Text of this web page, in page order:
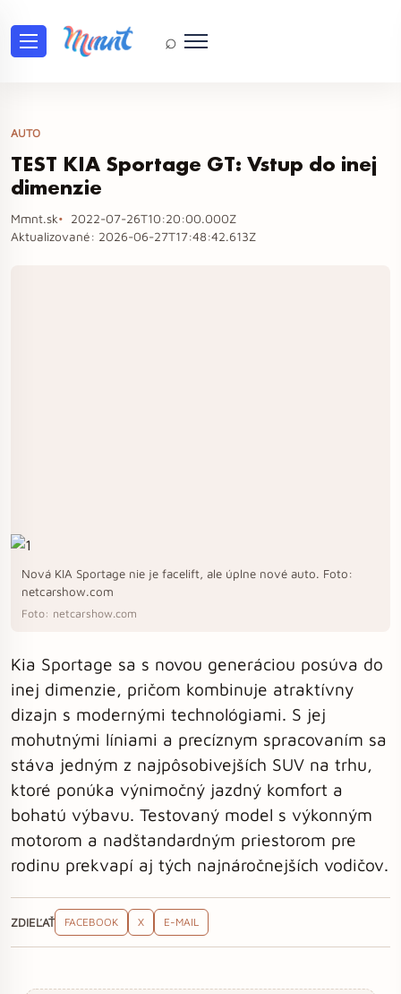
⌕
AUTO
TEST KIA Sportage GT: Vstup do inej
dimenzie
Mmnt.sk
2022-07-26T10:20:00.000Z
Aktualizované: 2026-06-27T17:48:42.613Z
Nová KIA Sportage nie je facelift, ale úplne nové auto. Foto:
netcarshow.com
Foto: netcarshow.com
Kia Sportage sa s novou generáciou posúva do
inej dimenzie, pričom kombinuje atraktívny
dizajn s modernými technológiami. S jej
mohutnými líniami a precíznym spracovaním sa
stáva jedným z najpôsobivejších SUV na trhu,
ktoré ponúka výnimočný jazdný komfort a
bohatú výbavu. Testovaný model s výkonným
motorom a nadštandardným priestorom pre
rodinu prekvapí aj tých najnáročnejších vodičov.
ZDIEĽAŤ FACEBOOK X E-MAIL